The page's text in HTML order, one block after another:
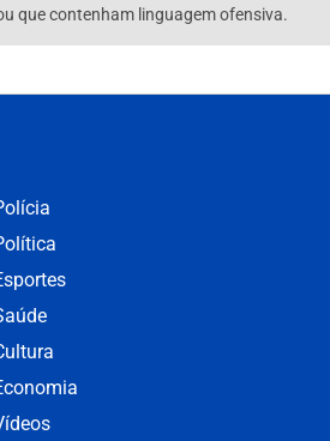
que contenham linguagem ofensiva.